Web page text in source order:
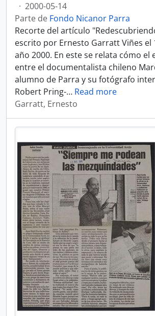
· 2000-05-14
Parte de Fondo Nicanor Parra
Recorte del artículo
escrito por Ernesto Garratt Viñes el
año 2000. En este se relata cómo el
entre el documentalista chileno
alumno de Parra y su fotógrafo
Robert Pring-… Read more
Garratt, Ernesto